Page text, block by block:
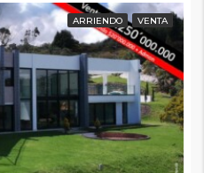
ARRIENDO VENTA